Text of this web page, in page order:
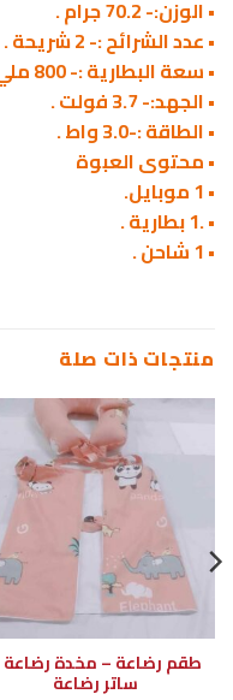
• الوزن:- 70.2 جرام .
• عدد الشرائح :- 2 شريحة .
• سعة البطارية :- 800 ملي امبير .
• الجهد:- 3.7 فولت .
• الطاقة :-3.0 واط .
• محتوى العبوة
• 1 موبايل.
• .1 بطارية .
• 1 شاحن .
منتجات ذات صلة
طقم رضاعة – مخدة رضاعة
ساتر رضاعة